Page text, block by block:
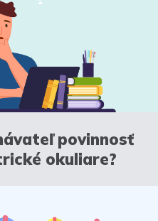
povinnosť
okuliare?